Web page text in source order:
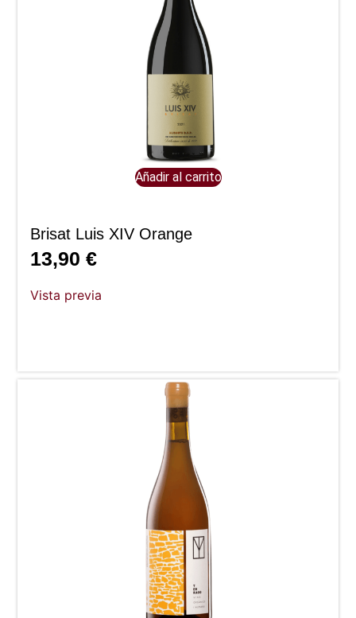
Añadir al carrito
Brisat Luis XIV Orange
13,90€
Vista previa